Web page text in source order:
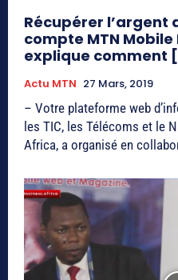
Récupérer l’argent
compte MTN Mobile
explique comment
Actu MTN 27 Mars, 2019
– Votre plateforme web
les TIC, les Télécoms et le
Africa, a organisé en